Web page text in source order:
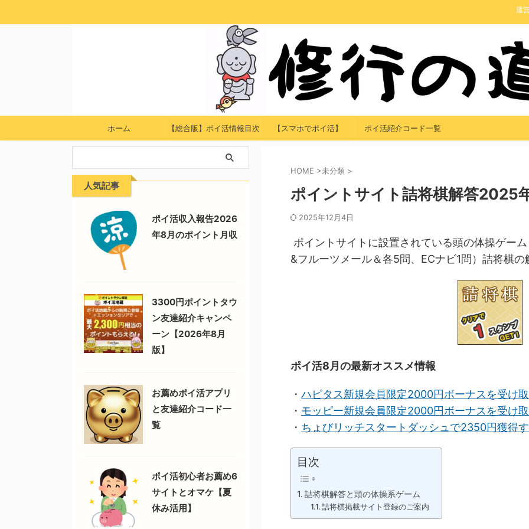
運
ホーム 【総合版】ポイ活情報目次 【スマホでポイ活】 ポイ活紹介コード一覧
HOME >未分類 >
ポイントサイト詰将棋解答2025
2025年12月4日
ポイントサイトに設置されている頭の体操ゲー
&フルーツメール＆各5問、ECナビ1問）詰将棋の
ポイ活8月の最新オススメ情報
・ ハピタス新規会員限定2000円ボーナスを受け
・ モッピー新規会員限定2000円ボーナスを受け
・ ちょびリッチスタートダッシュで2350円獲得
目次
詰将棋解答と頭の体操系ゲーム
詰将棋掲載サイト登録のご案内
人気記事
ポイ活収入報告2026
年8月のポイント月収
3300円ポイントタウ
ン友達紹介キャンペ
ーン【2026年8月
版】
お薦めポイ活アプリ
と友達紹介コード一
覧
ポイ活初心者お薦め6
サイトとオマケ【夏
休み活用】